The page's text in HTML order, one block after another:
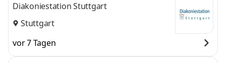
Diakoniestation Stuttgart
Stuttgart
vor 7 Tagen